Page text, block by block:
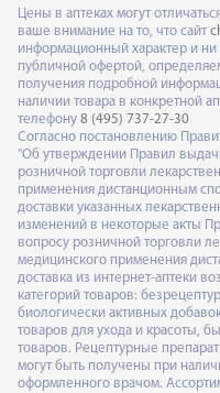
Цены в аптеках могут
ваше внимание на то, что сайт
информационный характер и ни
публичной офертой,
получения подробной
наличии товара в конкретной
телефону 8 (495) 737-27-30
Согласно постановлению
"Об утверждении Правил
розничной торговли
применения дистанционным
доставки указанных
изменений в некоторые акты
вопросу розничной торговли
медицинского применения
доставка из интернет-аптеки
категорий товаров:
биологически активных
товаров для ухода и красоты,
товаров. Рецептурные
могут быть получены при
оформленного врачом.